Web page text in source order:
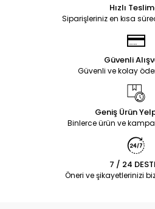
Hızlı
Siparişleriniz en kısa
Güvenli
Güvenli ve kolay
Geniş Ürün
Binlerce ürün ve
7 / 24
Öneri ve şikayetlerinizi